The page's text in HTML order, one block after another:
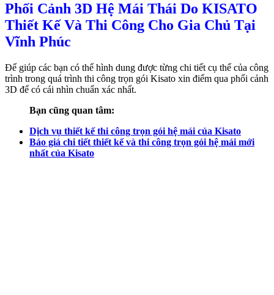
Phối Cảnh 3D Hệ Mái Thái Do KISATO
Thiết Kế Và Thi Công Cho Gia Chủ Tại
Vĩnh Phúc
Để giúp các bạn có thể hình dung được từng chi tiết cụ thể của công
trình trong quá trình thi công trọn gói Kisato xin điểm qua phối cảnh
3D để có cái nhìn chuẩn xác nhất.
Bạn cũng quan tâm:
Dịch vụ thiết kế thi công trọn gói hệ mái của Kisato
Báo giá chi tiết thiết kế và thi công trọn gói hệ mái mới
nhất của Kisato